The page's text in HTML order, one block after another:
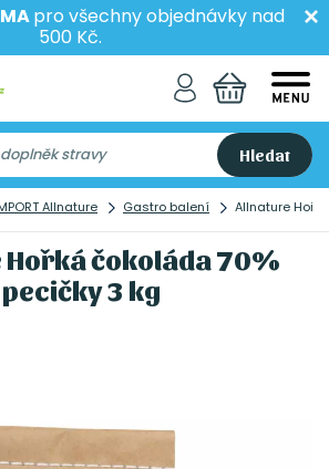
pro všechny objednávky nad
500 Kč.
Hledat
Allnature Gastro balení Allnature
čokoláda 70%
pecičky 3 kg